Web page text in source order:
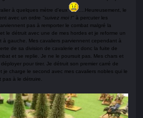
à quelques mètre d'eux
....Heureusement, le
avec un ordre "suivez moi !"à percuter les
pas à remporter le combat malgré la
le détruit avec une de mes hordes et je reforme un
à gauche. Mes cavaliers parviennent cependant à
de sa division de cavalerie et donc la fuite de
et se replie. Je ne le poursuit pas. Mes chars et
pour tirer. Je détruit son premier carré de
je charge le second avec mes cavaliers nobles qui le
pas à le détruire.